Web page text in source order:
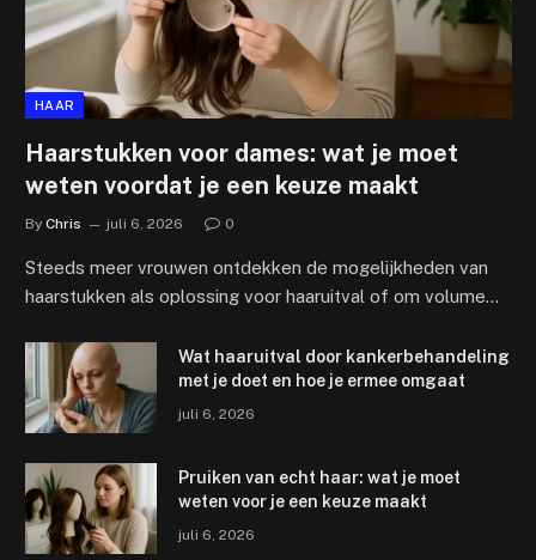
HAAR
Haarstukken voor dames: wat je moet
weten voordat je een keuze maakt
By Chris juli 6, 2026 0
Steeds meer vrouwen ontdekken de mogelijkheden van
haarstukken als oplossing voor haaruitval of om volume…
Wat haaruitval door kankerbehandeling
met je doet en hoe je ermee omgaat
juli 6, 2026
Pruiken van echt haar: wat je moet
weten voor je een keuze maakt
juli 6, 2026